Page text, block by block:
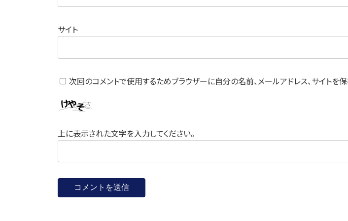
サイト
次回のコメントで使用するためブラウザーに自分の名前、メールアドレス、サイトを保
上に表示された文字を入力してください。